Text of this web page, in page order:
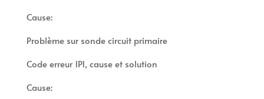
Cause:
Problème sur sonde circuit primaire
Code erreur 1P1, cause et solution
Cause: